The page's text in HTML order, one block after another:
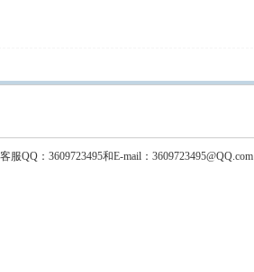
客服QQ：3609723495和E-mail：3609723495@QQ.com